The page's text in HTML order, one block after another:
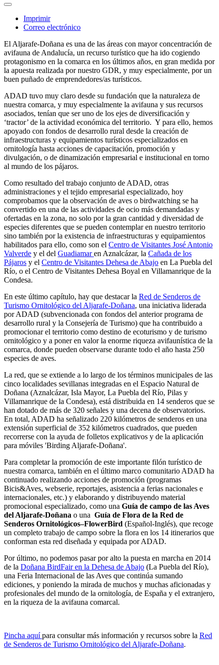
Imprimir
Correo electrónico
El Aljarafe-Doñana es una de las áreas con mayor concentración de
avifauna de Andalucía, un recurso turístico que ha ido cogiendo
protagonismo en la comarca en los últimos años, en gran medida por
la apuesta realizada por nuestro GDR, y muy especialmente, por un
buen puñado de emprendedores/as turísticos.
ADAD tuvo muy claro desde su fundación que la naturaleza de
nuestra comarca, y muy especialmente la avifauna y sus recursos
asociados, tenían que ser uno de los ejes de diversificación y
‘tractor’ de la actividad económica del territorio. Y para ello, hemos
apoyado con fondos de desarrollo rural desde la creación de
infraestructuras y equipamientos turísticos especializados en
ornitología hasta acciones de capacitación, promoción y
divulgación, o de dinamización empresarial e institucional en torno
al mundo de los pájaros.
Como resultado del trabajo conjunto de ADAD, otras
administraciones y el tejido empresarial especializado, hoy
comprobamos que la observación de aves o birdwatching se ha
convertido en una de las actividades de ocio más demandadas y
ofertadas en la zona, no solo por la gran cantidad y diversidad de
especies diferentes que se pueden contemplar en nuestro territorio
sino también por la existencia de infraestructuras y equipamientos
habilitados para ello, como son el Centro de Visitantes José Antonio
Valverde y el del Guadiamaren Aznalcázar, la Cañada de los
Pájaros y el Centro de Visitantes Dehesa de Abajo en La Puebla del
Río, o el Centro de Visitantes Dehesa Boyal en Villamanrique de la
Condesa.
En este último capítulo, hay que destacar la Red de Senderos de
Turismo Ornitológico del Aljarafe-Doñana, una iniciativa liderada
por ADAD (subvencionada con fondos del anterior programa de
desarrollo rural y la Consejería de Turismo) que ha contribuido a
promocionar el territorio como destino de ecoturismo y de turismo
ornitológico y a poner en valor la enorme riqueza avifaunística de la
comarca, donde pueden observarse durante todo el año hasta 250
especies de aves.
La red, que se extiende a lo largo de los términos municipales de las
cinco localidades sevillanas integradas en el Espacio Natural de
Doñana (Aznalcázar, Isla Mayor, La Puebla del Río, Pilas y
Villamanrique de la Condesa), está distribuida en 14 senderos que se
han dotado de más de 320 señales y una decena de observatorios.
En total, ADAD ha señalizado 220 kilómetros de senderos en una
extensión superficial de 352 kilómetros cuadrados, que pueden
recorrerse con la ayuda de folletos explicativos y de la aplicación
para móviles 'Birding Aljarafe-Doñana'.
Para completar la promoción de este importante filón turístico de
nuestra comarca, también en el último marco comunitario ADAD ha
continuado realizando acciones de promoción (programas
Bicis&Aves, webserie, reportajes, asistencia a ferias nacionales e
internacionales, etc.) y elaborando y distribuyendo material
promocional especializado, como una Guía de campo de las Aves
del Aljarafe-Doñana o una Guía de Flora de la Red de
Senderos Ornitológicos–FlowerBird (Español-Inglés), que recoge
un completo trabajo de campo sobre la flora en los 14 itinerarios que
conforman esta red diseñada y equipada por ADAD.
Por último, no podemos pasar por alto la puesta en marcha en 2014
de la Doñana BirdFair en la Dehesa de Abajo (La Puebla del Río),
una Feria Internacional de las Aves que continúa sumando
ediciones, y poniendo la mirada de muchos y muchas aficionadas y
profesionales del mundo de la ornitología, de España y el extranjero,
en la riqueza de la avifauna comarcal.
Pincha aquípara consultar más información y recursos sobre la Red
de Senderos de Turismo Ornitológico del Aljarafe-Doñana.